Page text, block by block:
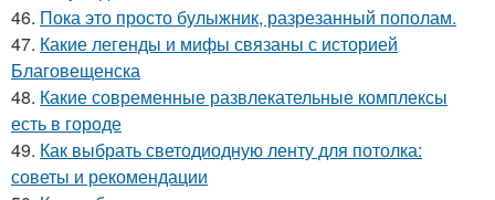
46. Пока это просто булыжник, разрезанный пополам.
47. Какие легенды и мифы связаны с историей
Благовещенска
48. Какие современные развлекательные комплексы
есть в городе
49. Как выбрать светодиодную ленту для потолка:
советы и рекомендации